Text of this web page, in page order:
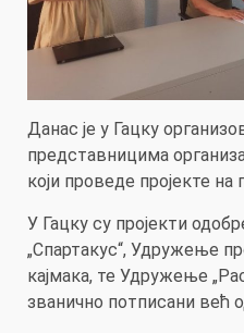
Данас је у Гацку
представницима
који проведе пројекте
У Гацку су пројекти
„Спартакус“, Удружeње
кајмака, те Удружење
званично потписани већ